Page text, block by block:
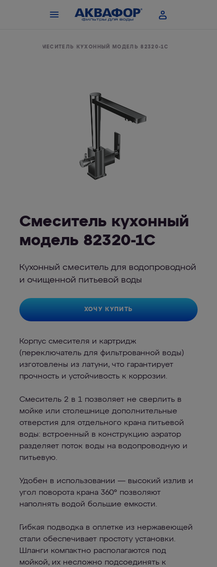
СМЕСИТЕЛЬ КУХОННЫЙ МОДЕЛЬ 82320-1C
Смеситель кухонный
модель 82320-1C
Кухонный смеситель для водопроводной
и очищенной питьевой воды
ХОЧУ КУПИТЬ
Корпус смесителя и картридж
(переключатель для фильтрованной воды)
изготовлены из латуни, что гарантирует
прочность и устойчивость к коррозии.
Смеситель 2 в 1 позволяет не сверлить в
мойке или столешнице дополнительные
отверстия для отдельного крана питьевой
воды: встроенный в конструкцию аэратор
разделяет поток воды на водопроводную и
питьевую.
Удобен в использовании — высокий излив и
угол поворота крана 360° позволяют
наполнять водой большие емкости.
Гибкая подводка в оплетке из нержавеющей
стали обеспечивает простоту установки.
Шланги компактно располагаются под
мойкой, их несложно подсоединять к